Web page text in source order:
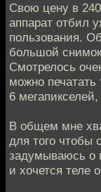
Свою цену в
аппарат отбил
пользования.
большой
Смотрелось
можно печатать
6
В общем мне
для того чтобы
задумываюсь о
и хочется теле